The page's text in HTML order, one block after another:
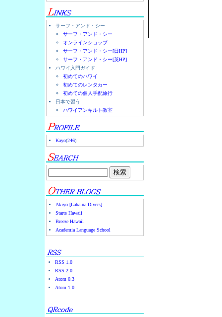
サーフ・アンド・シー
サーフ・アンド・シー
オンラインショップ
サーフ・アンド・シー[日HP]
サーフ・アンド・シー[英HP]
ハワイ入門ガイド
初めてのハワイ
初めてのレンタカー
初めての個人手配旅行
日本で習う
ハワイアンキルト教室
Kayo(246)
Akiyo [Lahaina Divers]
Starts Hawaii
Breeze Hawaii
Academia Language School
RSS 1.0
RSS 2.0
Atom 0.3
Atom 1.0